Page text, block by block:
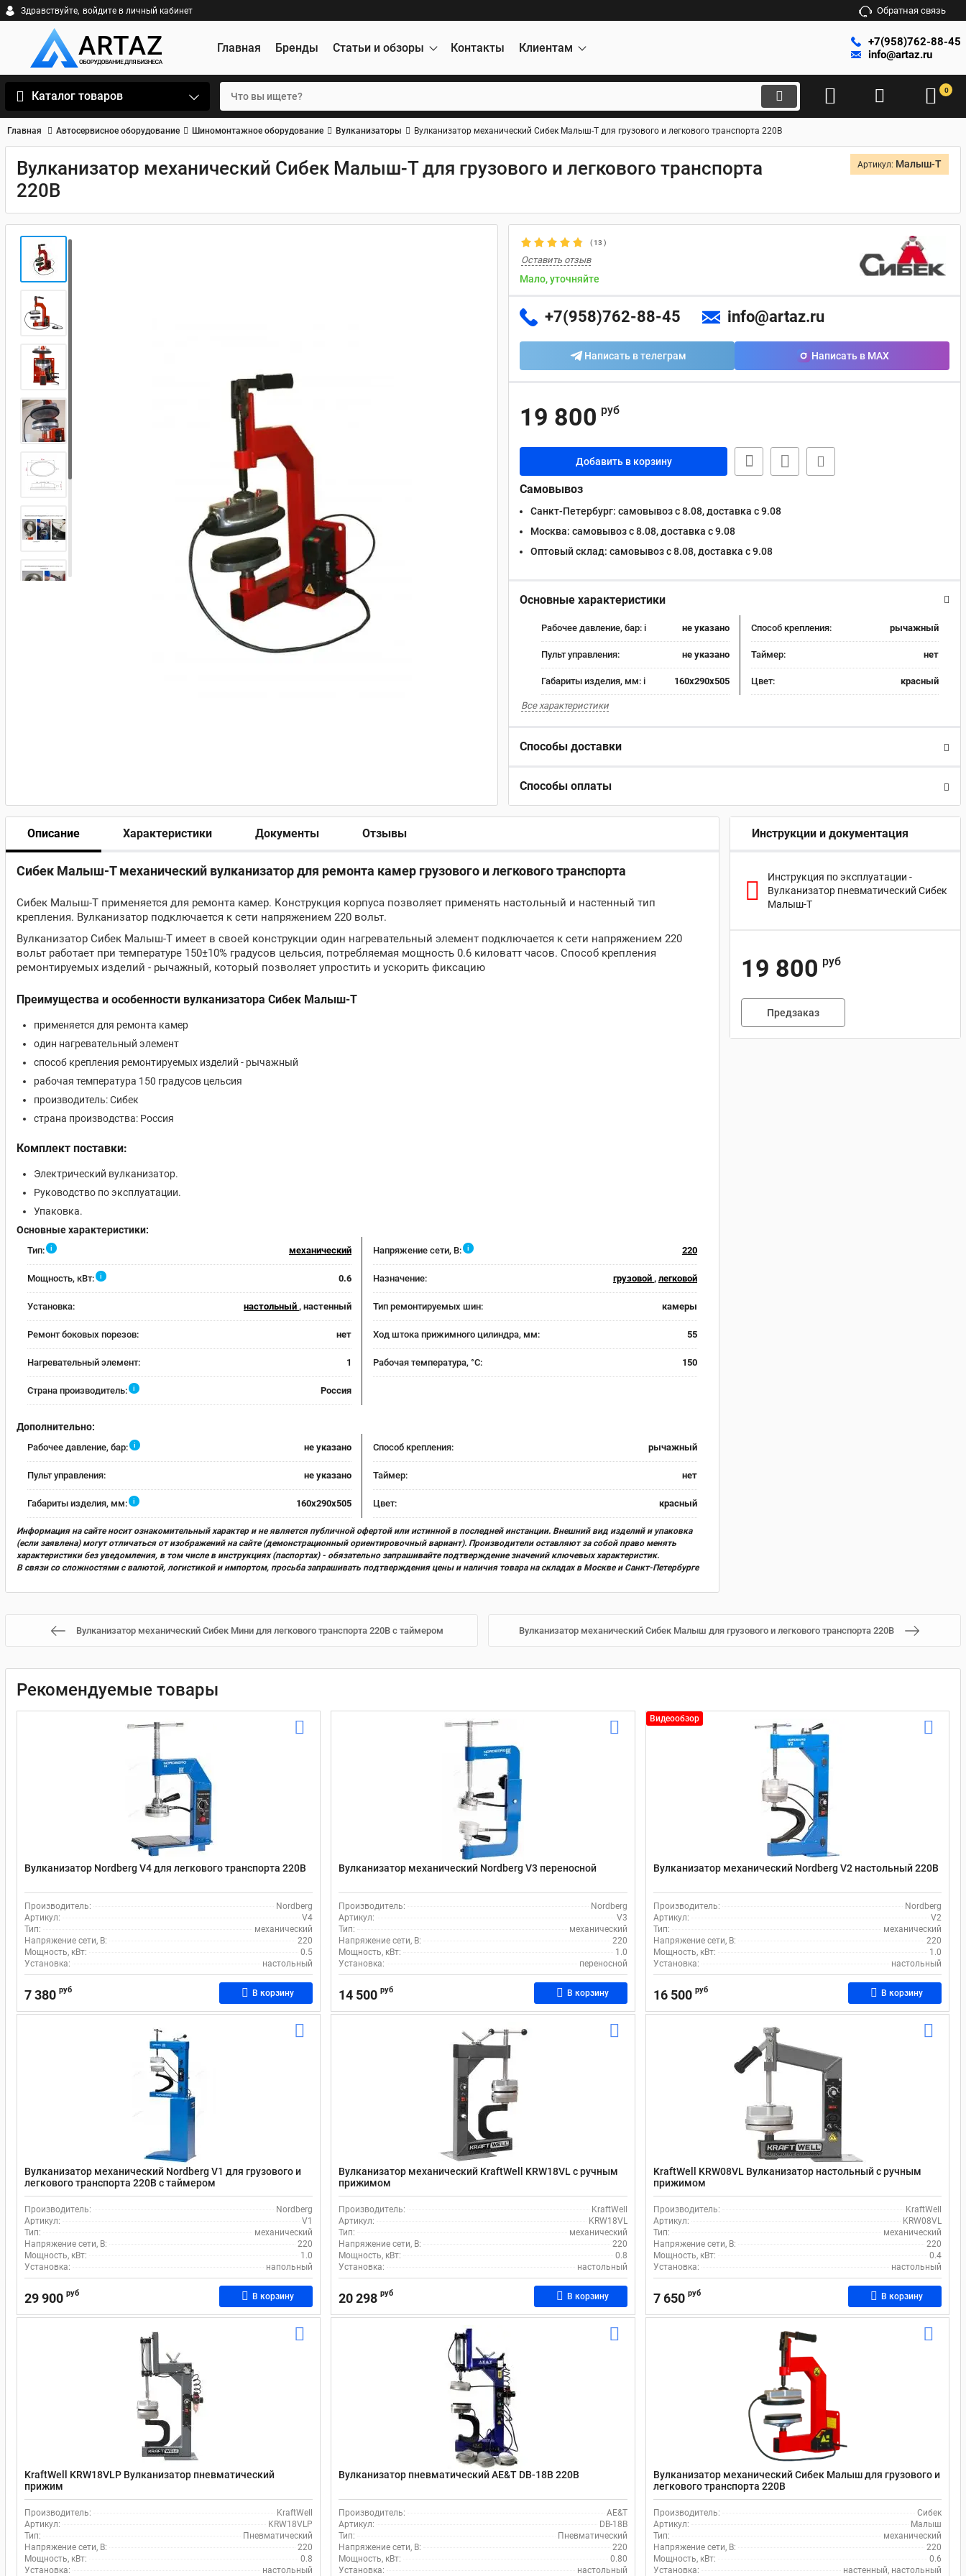
Здравствуйте, войдите в личный кабинет Обратная связь
Главная Бренды Статьи и обзоры Контакты Клиентам
+7(958)762-88-45
info@artaz.ru
Каталог товаров 0
Главная Автосервисное оборудование Шиномонтажное оборудование Вулканизаторы Вулканизатор механический Сибек Малыш-Т для грузового и легкового транспорта 220В
Вулканизатор механический Сибек Малыш-Т для грузового и легкового транспорта
220В
Артикул: Малыш-Т
(13 )
Оставить отзыв
Мало, уточняйте
+7(958)762-88-45 info@artaz.ru
Написать в телеграм Написать в MAX
19 800 руб
Добавить в корзину
Самовывоз
Санкт-Петербург: самовывоз с 8.08, доставка c 9.08
Москва: самовывоз с 8.08, доставка c 9.08
Оптовый склад: самовывоз с 8.08, доставка c 9.08
Основные характеристики
Рабочее давление, бар: i не указано Способ крепления: рычажный
Пульт управления: не указано Таймер: нет
Габариты изделия, мм: i 160x290x505 Цвет: красный
Все характеристики
Способы доставки
Способы оплаты
Описание Характеристики Документы Отзывы
Сибек Малыш-Т механический вулканизатор для ремонта камер грузового и легкового транспорта
Сибек Малыш-Т применяется для ремонта камер. Конструкция корпуса позволяет применять настольный и настенный тип
крепления. Вулканизатор подключается к сети напряжением 220 вольт.
Вулканизатор Сибек Малыш-Т имеет в своей конструкции один нагревательный элемент подключается к сети напряжением 220
вольт работает при температуре 150±10% градусов цельсия, потребляемая мощность 0.6 киловатт часов. Способ крепления
ремонтируемых изделий - рычажный, который позволяет упростить и ускорить фиксацию
Преимущества и особенности вулканизатора Сибек Малыш-Т
применяется для ремонта камер
один нагревательный элемент
способ крепления ремонтируемых изделий - рычажный
рабочая температура 150 градусов цельсия
производитель: Сибек
страна производства: Россия
Комплект поставки:
Электрический вулканизатор.
Руководство по эксплуатации.
Упаковка.
Основные характеристики:
Тип: i механический Напряжение сети, В: i 220
Мощность, кВт: i 0.6 Назначение: грузовой , легковой
Установка: настольный , настенный Тип ремонтируемых шин: камеры
Ремонт боковых порезов: нет Ход штока прижимного цилиндра, мм: 55
Нагревательный элемент: 1 Рабочая температура, °С: 150
Страна производитель: i Россия
Дополнительно:
Рабочее давление, бар: i не указано Способ крепления: рычажный
Пульт управления: не указано Таймер: нет
Габариты изделия, мм: i 160x290x505 Цвет: красный
Информация на сайте носит ознакомительный характер и не является публичной офертой или истинной в последней инстанции. Внешний вид изделий и упаковка
(если заявлена) могут отличаться от изображений на сайте (демонстрационный ориентировочный вариант). Производители оставляют за собой право менять
характеристики без уведомления, в том числе в инструкциях (паспортах) - обязательно запрашивайте подтверждение значений ключевых характеристик.
В связи со сложностями с валютой, логистикой и импортом, просьба запрашивать подтверждения цены и наличия товара на складах в Москве и Санкт-Петербурге
Инструкции и документация
Инструкция по эксплуатации -
Вулканизатор пневматический Сибек
Малыш-Т
19 800 руб
Предзаказ
Вулканизатор механический Сибек Мини для легкового транспорта 220В с таймером Вулканизатор механический Сибек Малыш для грузового и легкового транспорта 220В
Рекомендуемые товары
Вулканизатор Nordberg V4 для легкового транспорта 220В
Производитель:
Nordberg
Артикул:
V4
Тип:
механический
Напряжение сети, В:
220
Мощность, кВт:
0.5
Установка:
настольный
7 380 руб В корзину
Вулканизатор механический Nordberg V3 переносной
Производитель:
Nordberg
Артикул:
V3
Тип:
механический
Напряжение сети, В:
220
Мощность, кВт:
1.0
Установка:
переносной
14 500 руб В корзину
Видеообзор
Вулканизатор механический Nordberg V2 настольный 220В
Производитель:
Nordberg
Артикул:
V2
Тип:
механический
Напряжение сети, В:
220
Мощность, кВт:
1.0
Установка:
настольный
16 500 руб В корзину
Вулканизатор механический Nordberg V1 для грузового и
легкового транспорта 220В с таймером
Производитель:
Nordberg
Артикул:
V1
Тип:
механический
Напряжение сети, В:
220
Мощность, кВт:
1.0
Установка:
напольный
29 900 руб В корзину
Вулканизатор механический KraftWell KRW18VL с ручным
прижимом
Производитель:
KraftWell
Артикул:
KRW18VL
Тип:
механический
Напряжение сети, В:
220
Мощность, кВт:
0.8
Установка:
настольный
20 298 руб В корзину
KraftWell KRW08VL Вулканизатор настольный с ручным
прижимом
Производитель:
KraftWell
Артикул:
KRW08VL
Тип:
механический
Напряжение сети, В:
220
Мощность, кВт:
0.4
Установка:
настольный
7 650 руб В корзину
KraftWell KRW18VLP Вулканизатор пневматический
прижим
Производитель:
KraftWell
Артикул:
KRW18VLP
Тип:
Пневматический
Напряжение сети, В:
220
Мощность, кВт:
0.8
Установка:
настольный
Вулканизатор пневматический AE&T DB-18B 220В
Производитель:
AE&T
Артикул:
DB-18B
Тип:
Пневматический
Напряжение сети, В:
220
Мощность, кВт:
0.80
Установка:
настольный
Вулканизатор механический Сибек Малыш для грузового и
легкового транспорта 220В
Производитель:
Сибек
Артикул:
Малыш
Тип:
механический
Напряжение сети, В:
220
Мощность, кВт:
0.6
Установка:
настенный, настольный